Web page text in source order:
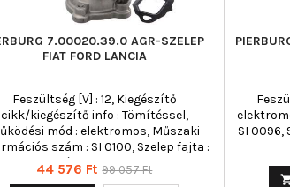
7.00020.39.0 AGR-SZELEP
FIAT FORD LANCIA
Feszültség [V] : 12, Kiegészítő
cikk/kiegészítő info : Tömítéssel,
mód : elektromos, Műszaki
szám : SI 0100, Szelep fajta :
mágnesszelep
Ár
44 576 Ft Normál
99 057 Ft
SI 0096,